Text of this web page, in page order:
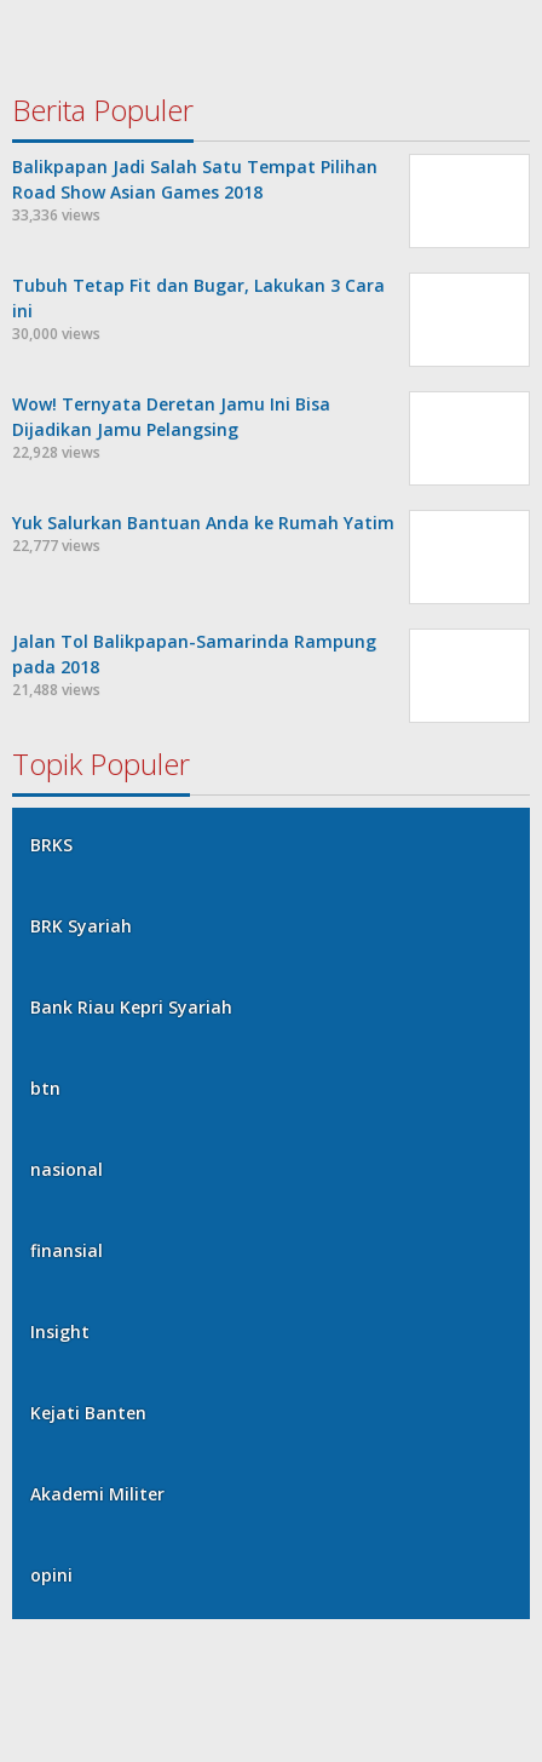
Berita Populer
Balikpapan Jadi Salah Satu Tempat Pilihan
Road Show Asian Games 2018
33,336 views
Tubuh Tetap Fit dan Bugar, Lakukan 3 Cara
ini
30,000 views
Wow! Ternyata Deretan Jamu Ini Bisa
Dijadikan Jamu Pelangsing
22,928 views
Yuk Salurkan Bantuan Anda ke Rumah Yatim
22,777 views
Jalan Tol Balikpapan-Samarinda Rampung
pada 2018
21,488 views
Topik Populer
BRKS
BRK Syariah
Bank Riau Kepri Syariah
btn
nasional
finansial
Insight
Kejati Banten
Akademi Militer
opini